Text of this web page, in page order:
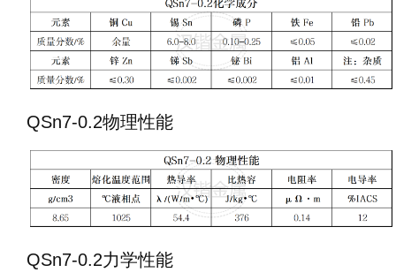
QSn7-0.2物理性能
QSn7-0.2力学性能